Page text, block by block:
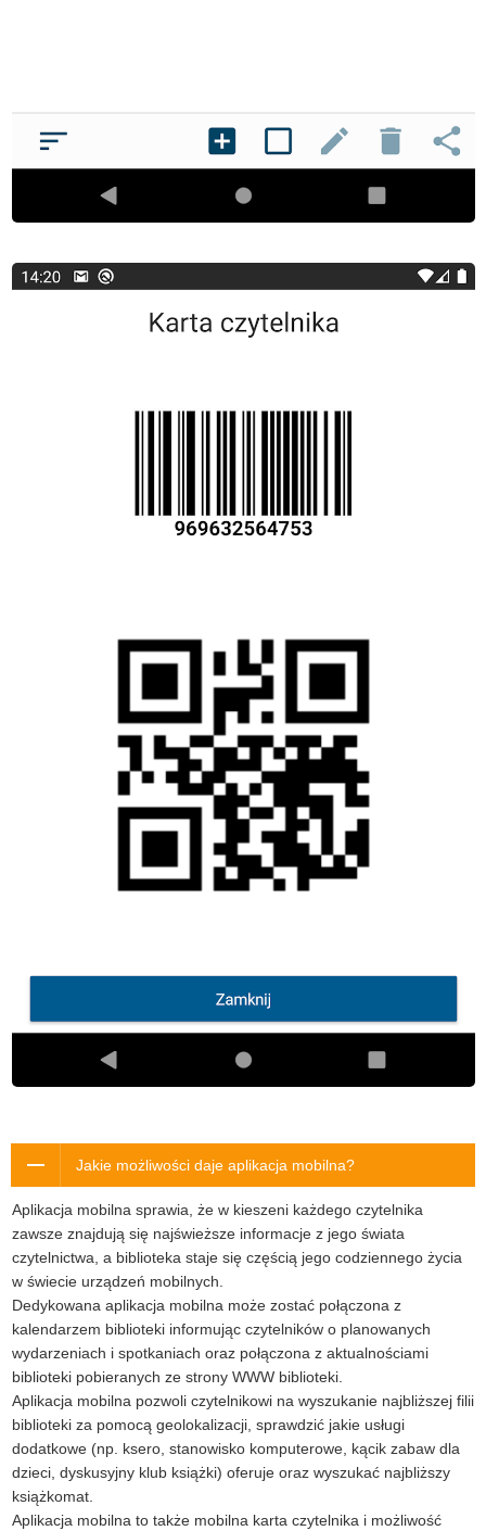
Jakie możliwości daje aplikacja mobilna?
Aplikacja mobilna sprawia, że w kieszeni każdego czytelnika
zawsze znajdują się najświeższe informacje z jego świata
czytelnictwa, a biblioteka staje się częścią jego codziennego życia
w świecie urządzeń mobilnych.
Dedykowana aplikacja mobilna może zostać połączona z
kalendarzem biblioteki informując czytelników o planowanych
wydarzeniach i spotkaniach oraz połączona z aktualnościami
biblioteki pobieranych ze strony WWW biblioteki.
Aplikacja mobilna pozwoli czytelnikowi na wyszukanie najbliższej filii
biblioteki za pomocą geolokalizacji, sprawdzić jakie usługi
dodatkowe (np. ksero, stanowisko komputerowe, kącik zabaw dla
dzieci, dyskusyjny klub książki) oferuje oraz wyszukać najbliższy
książkomat.
Aplikacja mobilna to także mobilna karta czytelnika i możliwość